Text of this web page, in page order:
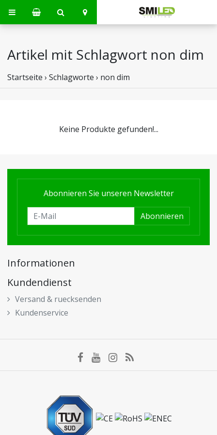
Artikel mit Schlagwort non dim
Startseite › Schlagworte › non dim
Keine Produkte gefunden!...
Abonnieren Sie unseren Newsletter
Abonnieren
Informationen
Kundendienst
Versand & ruecksenden
Kundenservice